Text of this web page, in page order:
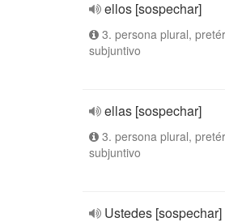
ellos [sospechar]
3. persona plural,
subjuntivo
ellas [sospechar]
3. persona plural,
subjuntivo
Ustedes [sospechar]